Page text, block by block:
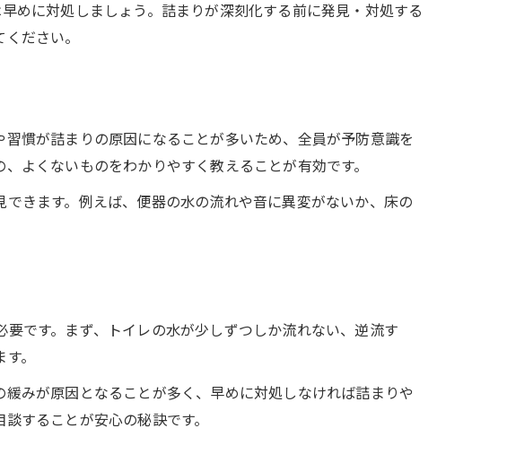
めに対処しましょう。詰まりが深刻化する前に発見・対処する
ださい。
慣が詰まりの原因になることが多いため、全員が予防意識を
よくないものをわかりやすく教えることが有効です。
きます。例えば、便器の水の流れや音に異変がないか、床の
です。まず、トイレの水が少しずつしか流れない、逆流す
。
みが原因となることが多く、早めに対処しなければ詰まりや
することが安心の秘訣です。